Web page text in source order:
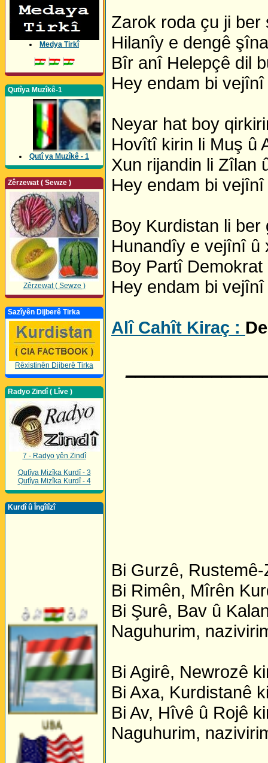
Medya Tirkî
Qutîya Muzîkê-1
Qutî ya Muzîkê - 1
Zêrzewat ( Sewze )
Zêrzewat ( Sewze )
Sazîyên Dijberê Tirka
Rêxistinên Dijberê Tirka
Radyo Zindî ( Lîve )
7 - Radyo yên Zindî
Qutîya Mizîka Kurdî - 3
Qutîya Mizîka Kurdî - 4
Kurdî û Îngîlîzî
Zarok roda çu ji ber
Hilanîy e dengê
Bîr anî Helepçê dil
Hey endam bi
Neyar hat boy
Hovîtî kirin li Muş û
Xun rijandin li Zîlan
Hey endam bi
Boy Kurdistan li ber
Hunandîy e vejînî û
Boy Partî
Hey endam bi
Alî Cahît Kiraç :
Bi Gurzê,
Bi Rimên, Mîrên
Bi Şurê, Bav û
Naguhurim,
Bi Agirê, Newrozê
Bi Axa, Kurdistanê
Bi Av, Hîvê û Rojê
Naguhurim,